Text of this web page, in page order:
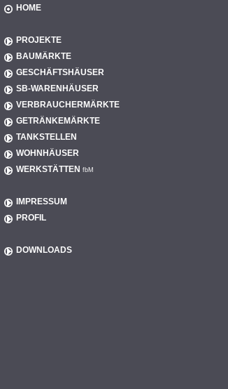
HOME
PROJEKTE
BAUMÄRKTE
GESCHÄFTSHÄUSER
SB-WARENHÄUSER
VERBRAUCHERMÄRKTE
GETRÄNKEMÄRKTE
TANKSTELLEN
WOHNHÄUSER
WERKSTÄTTEN fbM
IMPRESSUM
PROFIL
DOWNLOADS